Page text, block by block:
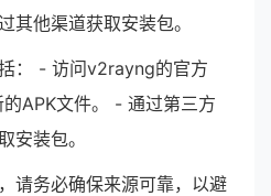
其他渠道获取安装包。
： - 访问v2rayng的官方
APK文件。 - 通过第三方
安装包。
请务必确保来源可靠，以避